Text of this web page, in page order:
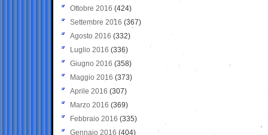
Ottobre 2016 (424)
Settembre 2016 (367)
Agosto 2016 (332)
Luglio 2016 (336)
Giugno 2016 (358)
Maggio 2016 (373)
Aprile 2016 (307)
Marzo 2016 (369)
Febbraio 2016 (335)
Gennaio 2016 (404)